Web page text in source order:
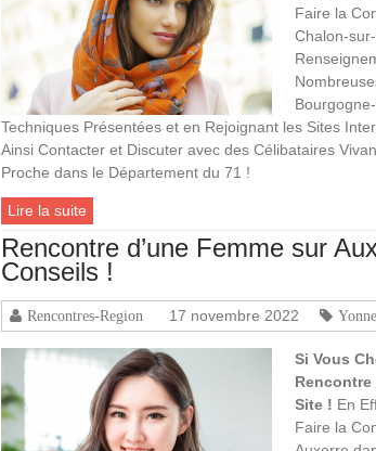
Faire la
Chalon-
Techniques Présentées et en Rejoignant les Sites
Ainsi Contacter et Discuter avec des Célibataires
Proche dans le Département du 71 !
Lire la suite
Rencontre d’une Femme sur
Conseils !
Rencontres-Region 17 novembre 2022 Yonne
Si Vous
Rencontre
Site ! En
Faire la